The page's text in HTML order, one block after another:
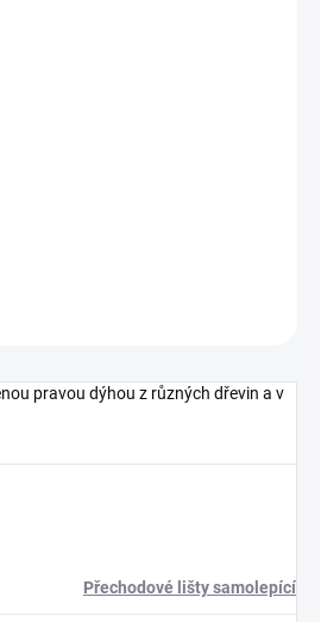
pravou dýhou z různých dřevin a v
Přechodové lišty samolepící